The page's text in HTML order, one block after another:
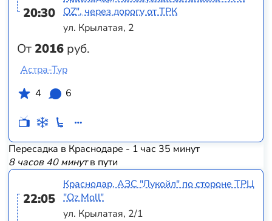
20:30
От2016 руб.
OZ", через дорогу от ТРК
ул. Крылатая, 2
Астра-Тур
4
6
Пересадка в Краснодаре - 1 час 35 минут
8 часов 40 минутв пути
22:05
Краснодар, АЗС "Лукойл" по стороне ТРЦ
"Оz Moll"
ул. Крылатая, 2/1